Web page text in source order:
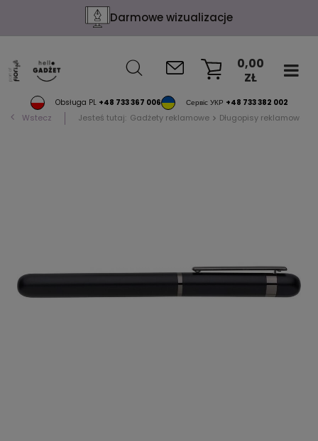
Darmowe wizualizacje
Obsługa PL +48 733 367 006 Сервіс УКР +48 733 382 002
0,00
ZŁ
Wstecz Jesteś tutaj: Gadżety reklamowe Długopisy reklamowe